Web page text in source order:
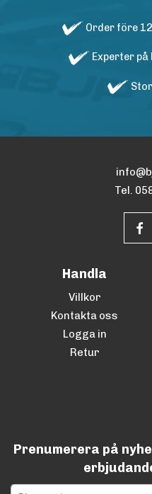
Order före
Experter
Tel.
Handla
Villkor
Kontakta oss
Logga in
Retur
Prenumerera på